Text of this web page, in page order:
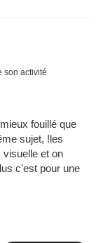
son activité
fouillé que
sujet, !les
visuelle et on
c'est pour une